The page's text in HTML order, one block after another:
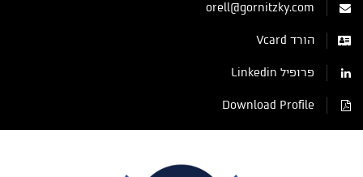
orell@gornitzky.com
הורד Vcard
פרופיל Linkedin
Download Profile